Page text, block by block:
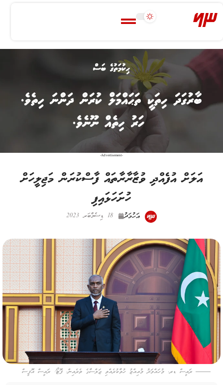
-Advertisement-
އަލަށް އުފެއްދި ވުޒާރާރާތައް ފާސްކުރަން މަޖިލީހަށް
ހުށަހަޅައިފި
އަހުމަދު 18 ޑިސެމްބަރ 2023
ރައީސް ޑރ. މުހައްމަދު މުއިއްޒު ހުވާކުރެއްވި ޖަލްސާގެ ތެރެއިން. ފޮޓޯ: ރައީސް އޮފީސް